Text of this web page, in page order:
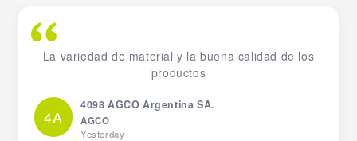
La variedad de material y la buena calidad de los
productos
4A
4098 AGCO Argentina SA.
AGCO
Yesterday